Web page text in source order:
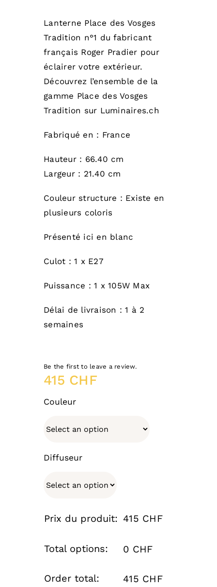
Lanterne Place des Vosges
Tradition n°1 du fabricant
français Roger Pradier pour
éclairer votre extérieur.
Découvrez l’ensemble de la
gamme Place des Vosges
Tradition sur Luminaires.ch
Fabriqué en : France
Hauteur : 66.40 cm
Largeur : 21.40 cm
Couleur structure : Existe en
plusieurs coloris
Présenté ici en blanc
Culot : 1 x E27
Puissance : 1 x 105W Max
Délai de livraison : 1 à 2
semaines
Be the first to leave a review.
415 CHF
Couleur
Diffuseur
Prix du produit: 415 CHF
Total options: 0 CHF
Order total: 415 CHF